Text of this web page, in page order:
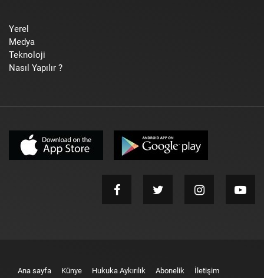
Yerel
Medya
Teknoloji
Nasıl Yapılır ?
Ana sayfa Künye Hukuka Aykırılık Abonelik İletişim